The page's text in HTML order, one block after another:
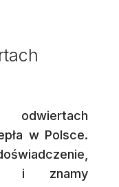
odwiertach
w Polsce.
i znamy